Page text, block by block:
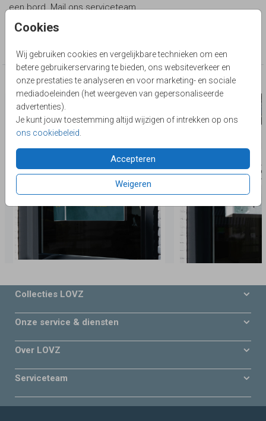
Cookies
Wij gebruiken cookies en vergelijkbare technieken om een
betere gebruikerservaring te bieden, ons websiteverkeer en
onze prestaties te analyseren en voor marketing- en sociale
mediadoeleinden (het weergeven van gepersonaliseerde
advertenties).
Je kunt jouw toestemming altijd wijzigen of intrekken op ons
ons cookiebeleid
Accepteren
Weigeren
een bord. Mail ons serviceteam.
Geboortebord
Deze producten zijn wellicht ook iets voor je
Collecties LOVZ
Onze service & diensten
Over LOVZ
Serviceteam